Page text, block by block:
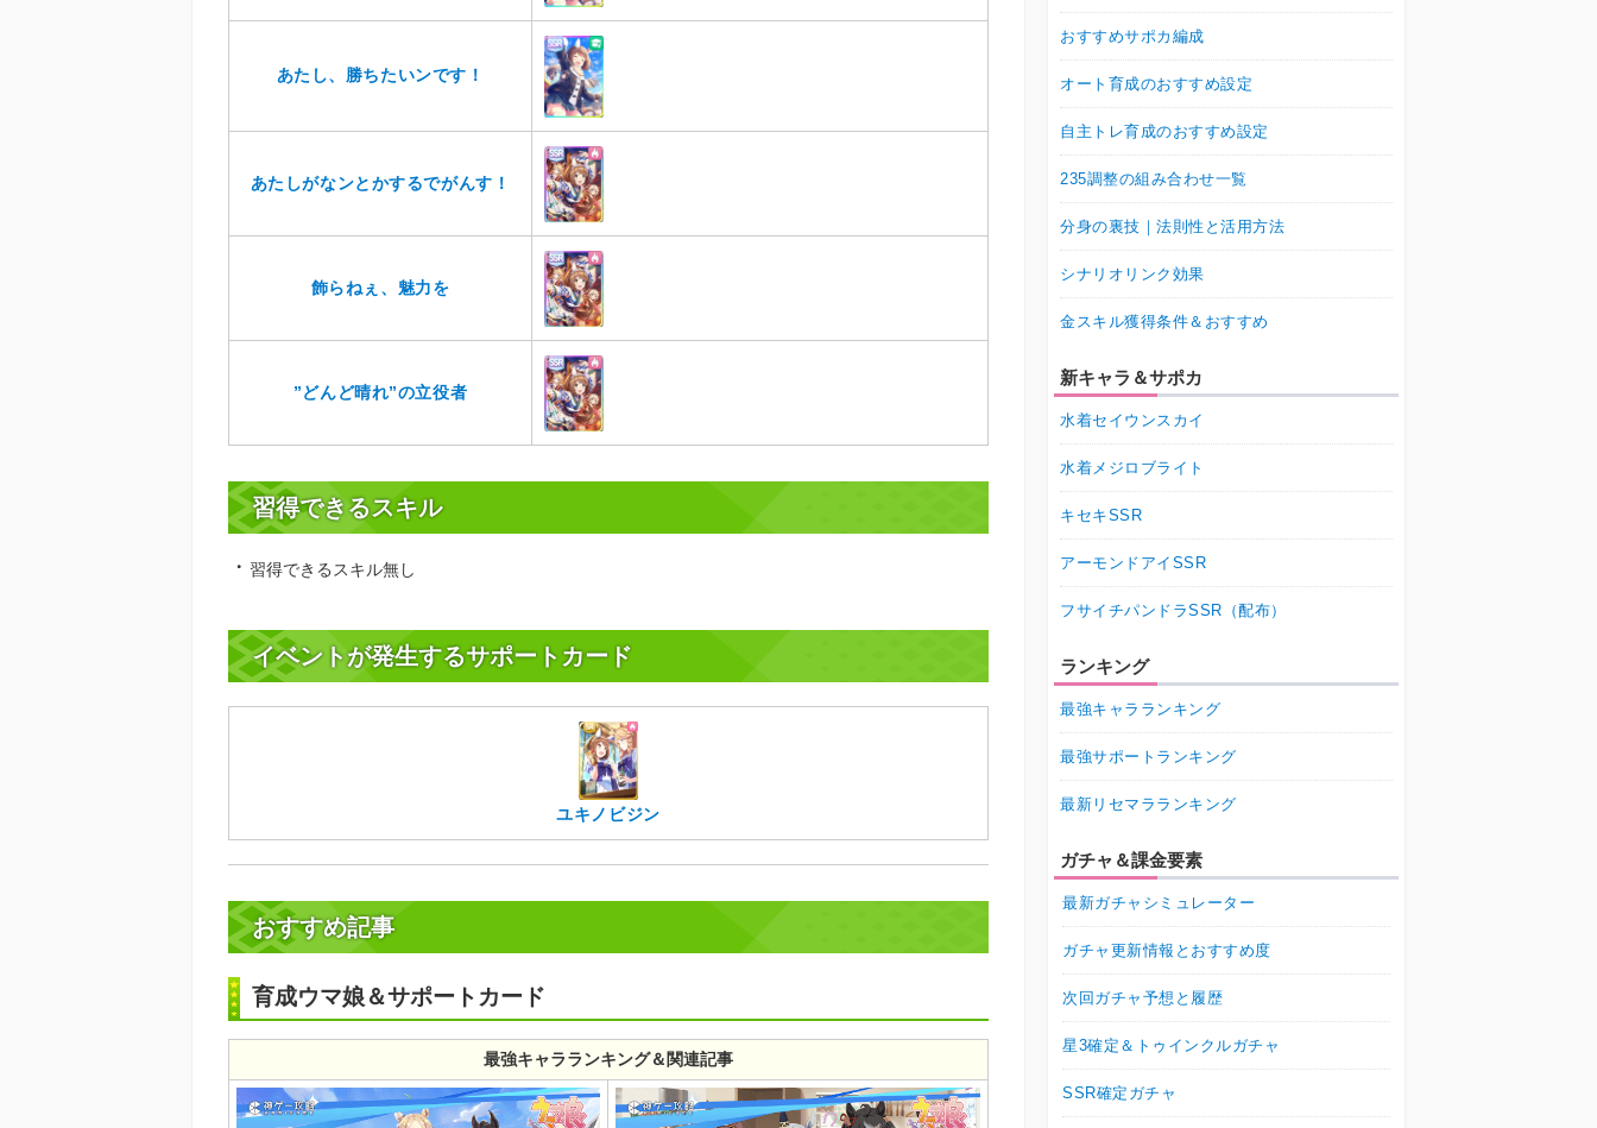
あたし、勝ちたいンです！
あたしがなンとかするでがんす！
飾らねぇ、魅力を
”どんど晴れ”の立役者
習得できるスキル
習得できるスキル無し
イベントが発生するサポートカード
ユキノビジン
おすすめ記事
育成ウマ娘＆サポートカード
最強キャラランキング＆関連記事
おすすめサポカ編成
オート育成のおすすめ設定
自主トレ育成のおすすめ設定
235調整の組み合わせ一覧
分身の裏技｜法則性と活用方法
シナリオリンク効果
金スキル獲得条件＆おすすめ
新キャラ＆サポカ
水着セイウンスカイ
水着メジロブライト
キセキSSR
アーモンドアイSSR
フサイチパンドラSSR（配布）
ランキング
最強キャラランキング
最強サポートランキング
最新リセマラランキング
ガチャ＆課金要素
最新ガチャシミュレーター
ガチャ更新情報とおすすめ度
次回ガチャ予想と履歴
星3確定＆トゥインクルガチャ
SSR確定ガチャ